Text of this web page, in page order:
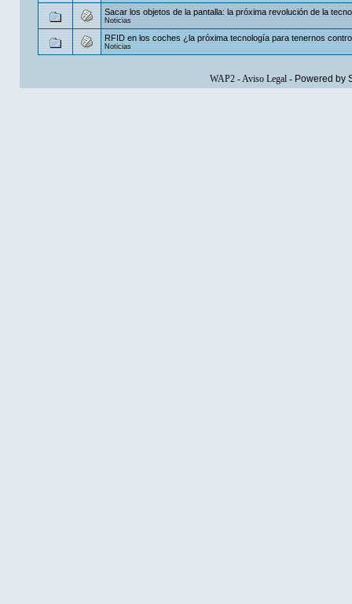
Sacar los objetos de la pantalla: la próxima revolución de la
Noticias
RFID en los coches ¿la próxima tecnología para tenernos
Noticias
WAP2-Aviso Legal- Powered by